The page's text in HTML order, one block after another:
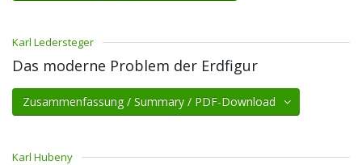
Karl Ledersteger
Das moderne Problem der Erdfigur
Zusammenfassung / Summary / PDF-Download
Karl Hubeny